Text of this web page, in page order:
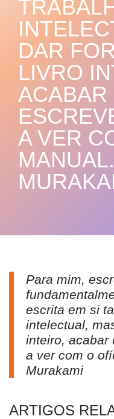
DAR
LIVRO
ACABAR
A VER
Para mim,
escrita em si
intelectual,
inteiro, acabar
a ver com o
Murakami
ARTIGOS